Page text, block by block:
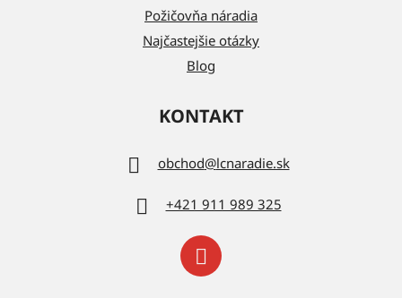
Požičovňa náradia
Najčastejšie otázky
Blog
KONTAKT
obchod@lcnaradie.sk
+421 911 989 325